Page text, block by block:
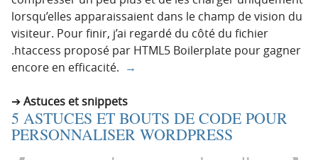
lorsqu’elles apparaissaient dans le champ de vision du
visiteur. Pour finir, j’ai regardé du côté du fichier
.htaccess proposé par HTML5 Boilerplate pour gagner
encore en efficacité. →
Astuces et snippets
5 ASTUCES ET BOUTS DE CODE POUR
PERSONNALISER WORDPRESS